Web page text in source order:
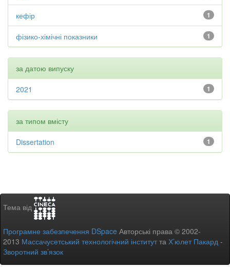
1
кефір
1
фізико-хімічні показники
за датою випуску
1
2021
за типом вмісту
1
Dissertation
Тема від
Програмне забезпечення DSpace Авторські права © 2002-
2013 Массачусетський технологічний інститутта Х’юлет Пакард -
Зворотний зв’язок